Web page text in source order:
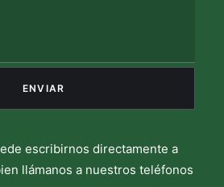
escribirnos directamente a
llámanos a nuestros teléfonos